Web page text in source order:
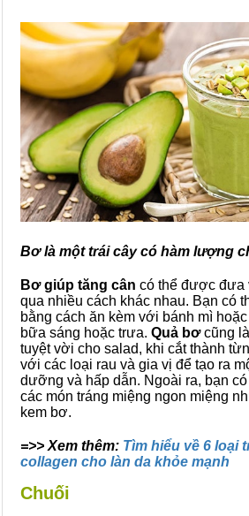
Bơ là một trái cây có hàm lượng
Bơ giúp tăng cân có thể được đưa
qua nhiều cách khác nhau. Bạn có
bằng cách ăn kèm với bánh mì
bữa sáng hoặc trưa. Quả bơcũng
tuyệt vời cho salad, khi cắt thành
với các loại rau và gia vị để tạo ra
dưỡng và hấp dẫn. Ngoài ra, bạn
các món tráng miệng ngon miệng
kem bơ.
=>> Xem thêm: Tìm hiểu về 6 loại
collagen cho làn da khỏe mạnh
Chuối